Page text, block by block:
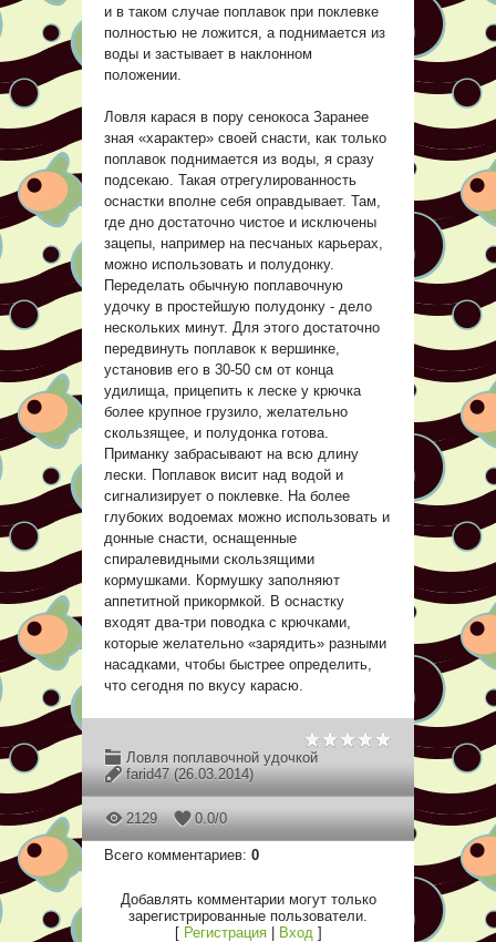
и в таком случае поплавок при поклевке
полностью не ложится, а поднимается из
воды и застывает в наклонном
положении.
Ловля карася в пору сенокоса Заранее
зная «характер» своей снасти, как только
поплавок поднимается из воды, я сразу
подсекаю. Такая отрегулированность
оснастки вполне себя оправдывает. Там,
где дно достаточно чистое и исключены
зацепы, например на песчаных карьерах,
можно использовать и полудонку.
Переделать обычную поплавочную
удочку в простейшую полудонку - дело
нескольких минут. Для этого достаточно
передвинуть поплавок к вершинке,
установив его в 30-50 см от конца
удилища, прицепить к леске у крючка
более крупное грузило, желательно
скользящее, и полудонка готова.
Приманку забрасывают на всю длину
лески. Поплавок висит над водой и
сигнализирует о поклевке. На более
глубоких водоемах можно использовать и
донные снасти, оснащенные
спиралевидными скользящими
кормушками. Кормушку заполняют
аппетитной прикормкой. В оснастку
входят два-три поводка с крючками,
которые желательно «зарядить» разными
насадками, чтобы быстрее определить,
что сегодня по вкусу карасю.
Ловля поплавочной удочкой
farid47(26.03.2014)
2129 0.0/0
Всего комментариев: 0
Добавлять комментарии могут только
зарегистрированные пользователи.
[ Регистрация| Вход]